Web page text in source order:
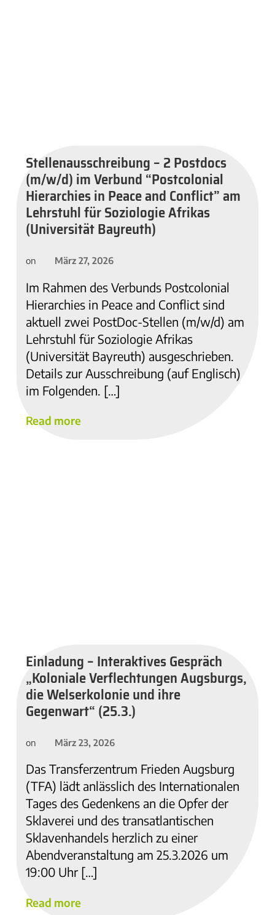
Stellenausschreibung – 2 Postdocs
(m/w/d) im Verbund “Postcolonial
Hierarchies in Peace and Conflict” am
Lehrstuhl für Soziologie Afrikas
(Universität Bayreuth)
on März 27, 2026
Im Rahmen des Verbunds Postcolonial
Hierarchies in Peace and Conflict sind
aktuell zwei PostDoc-Stellen (m/w/d) am
Lehrstuhl für Soziologie Afrikas
(Universität Bayreuth) ausgeschrieben.
Details zur Ausschreibung (auf Englisch)
im Folgenden. […]
Read more
Einladung – Interaktives Gespräch
„Koloniale Verflechtungen Augsburgs,
die Welserkolonie und ihre
Gegenwart“ (25.3.)
on März 23, 2026
Das Transferzentrum Frieden Augsburg
(TFA) lädt anlässlich des Internationalen
Tages des Gedenkens an die Opfer der
Sklaverei und des transatlantischen
Sklavenhandels herzlich zu einer
Abendveranstaltung am 25.3.2026 um
19:00 Uhr […]
Read more